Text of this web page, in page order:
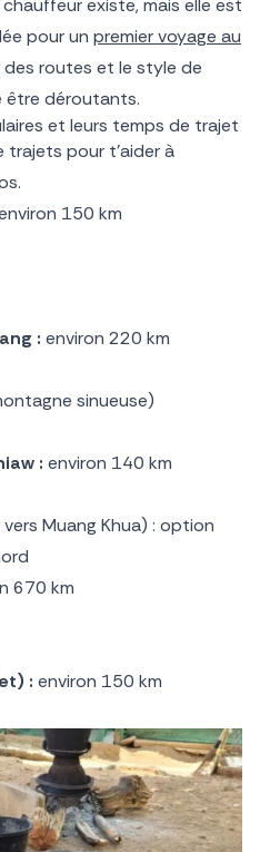
existe, mais elle est
pour un premier voyage au
des routes et le style de
être déroutants.
et leurs temps de trajet
trajets pour t’aider à
150 km
: environ 220 km
sinueuse)
: environ 140 km
Muang Khua) : option
670 km
: environ 150 km